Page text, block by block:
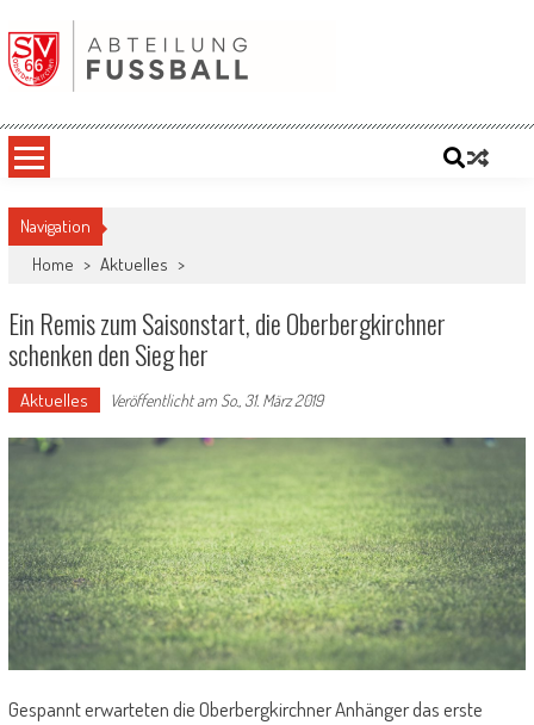
to
content
SV '66 Oberbergkirchen eV | Abteilung
Navigation
Home > Aktuelles >
Ein Remis zum Saisonstart, die Oberbergkirchner
schenken den Sieg her
Aktuelles Veröffentlicht am So., 31. März 2019
Gespannt erwarteten die Oberbergkirchner Anhänger das erste